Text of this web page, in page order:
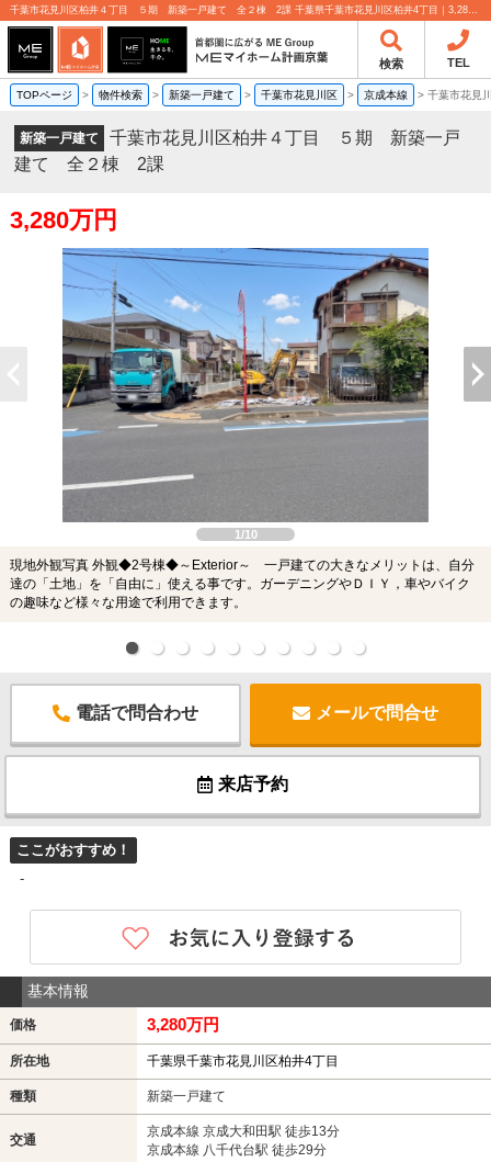
千葉市花見川区柏井４丁目 ５期 新築一戸建て 全２棟 2課 千葉県千葉市花見川区柏井4丁目｜3,280万円の新築一戸建て｜分譲住宅や新築物件｜MEマイホーム計画京葉株式会社
検索 TEL
TOPページ > 物件検索 > 新築一戸建て > 千葉市花見川区 > 京成本線 > 千葉市花
新築一戸建て
千葉市花見川区柏井４丁目 ５期 新築一戸
建て 全２棟 2課
3,280万円
1/10
現地外観写真 外観◆2号棟◆～Exterior～ 一戸建ての大きなメリットは、自分
達の「土地」を「自由に」使える事です。ガーデニングやＤＩＹ，車やバイク
の趣味など様々な用途で利用できます。
電話で問合わせ メールで問合せ
来店予約
ここがおすすめ！
-
基本情報
価格 3,280万円
所在地 千葉県千葉市花見川区柏井4丁目
種類 新築一戸建て
交通
京成本線 京成大和田駅 徒歩13分
京成本線 八千代台駅 徒歩29分